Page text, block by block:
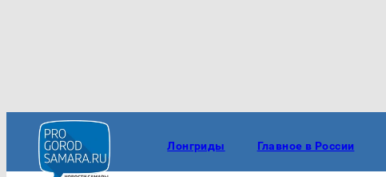
Лонгриды Главное в России